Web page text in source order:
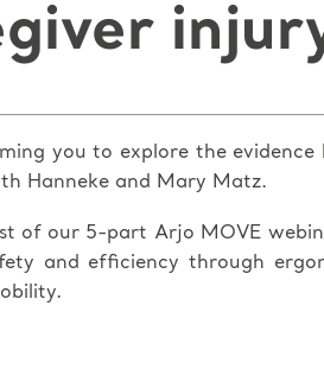
you to explore the
Hanneke and Mary Matz.
of our 5-part Arjo MOVE
and efficiency through